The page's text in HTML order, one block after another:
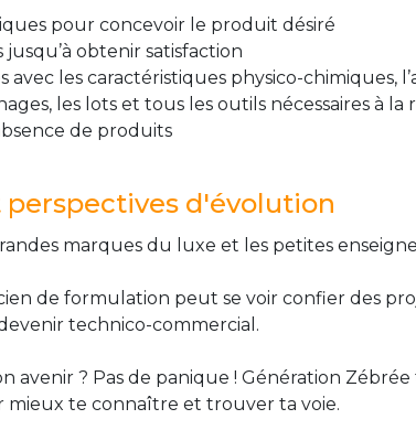
pour concevoir le produit désiré
obtenir satisfaction
avec les caractéristiques physico-chimiques,
les lots et tous les outils nécessaires à la
de produits
d'évolution
marques du luxe et les petites
de formulation peut se voir confier des
technico-commercial.
avenir ? Pas de panique ! Génération Zébrée
mieux te connaître et trouver ta voie.